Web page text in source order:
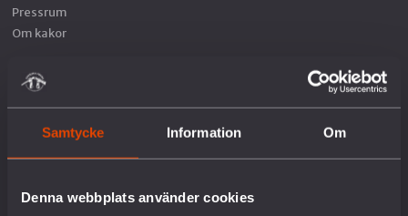
Samtycke Information Om
Denna webbplats använder cookies
Pressrum
Om kakor
VAD VI GÖR
Arbete mot vapenexport
Nedrustning
Militäravtalet med USA (DCA)